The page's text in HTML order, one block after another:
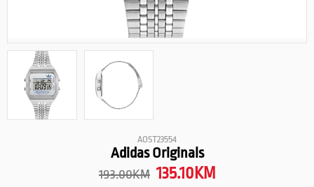
AOST23554
Adidas Originals
193.00KM 135.10 KM